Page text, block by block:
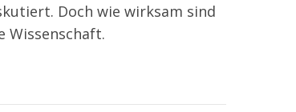
Doch wie wirksam sind
Wissenschaft.